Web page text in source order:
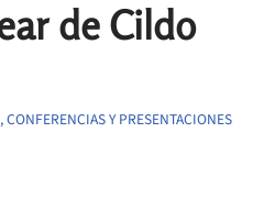
de Cildo
CONFERENCIAS Y PRESENTACIONES